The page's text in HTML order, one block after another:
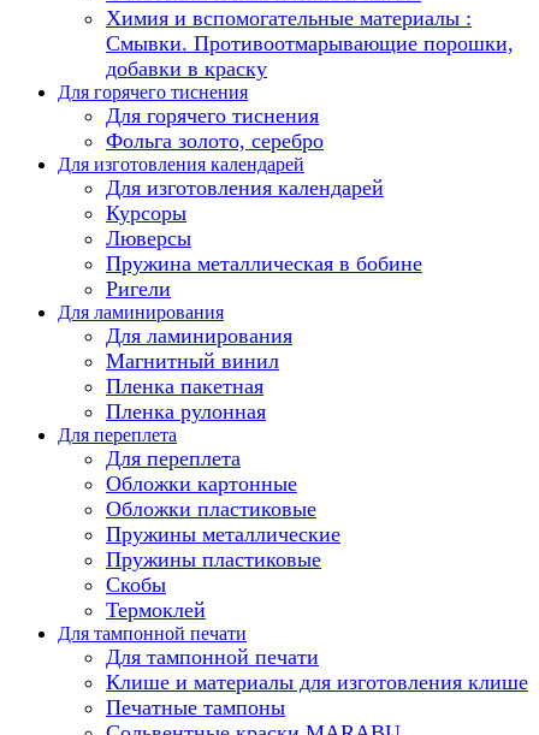
Химия и вспомогательные материалы :
Смывки. Противоотмарывающие порошки,
добавки в краску
Для горячего тиснения
Для горячего тиснения
Фольга золото, серебро
Для изготовления календарей
Для изготовления календарей
Курсоры
Люверсы
Пружина металлическая в бобине
Ригели
Для ламинирования
Для ламинирования
Магнитный винил
Пленка пакетная
Пленка рулонная
Для переплета
Для переплета
Обложки картонные
Обложки пластиковые
Пружины металлические
Пружины пластиковые
Скобы
Термоклей
Для тампонной печати
Для тампонной печати
Клише и материалы для изготовления клише
Печатные тампоны